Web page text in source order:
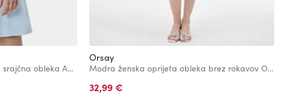
Svetlo modra kratka ženska srajčna obleka A-kroja z naramnicami O
Orsay
Modra ženska oprijeta obleka brez rokavov ORSAY
32,99 €